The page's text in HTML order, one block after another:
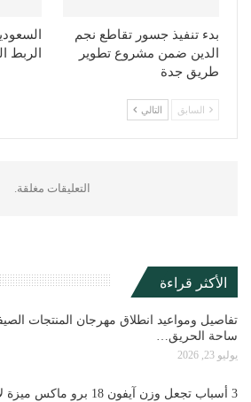
بدء تنفيذ جسور تقاطع نجم
الدين ضمن مشروع تطوير
طريق جدة
الربط
السابق التالي
التعليقات مغلقة.
الأكثر قراءة
تفاصيل ومواعيد انطلاق مهرجان المنتجات
ساحة الحريق…
يوليو 23, 2026
3 أسباب تجعل وزن آيفون 18 برو ماكس ميزة لا عيبًا